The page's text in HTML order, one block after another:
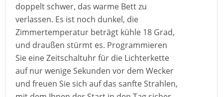
doppelt schwer, das warme Bett zu
verlassen. Es ist noch dunkel, die
Zimmertemperatur beträgt kühle 18 Grad,
und draußen stürmt es. Programmieren
Sie eine Zeitschaltuhr für die Lichterkette
auf nur wenige Sekunden vor dem Wecker
und freuen Sie sich auf das sanfte Strahlen,